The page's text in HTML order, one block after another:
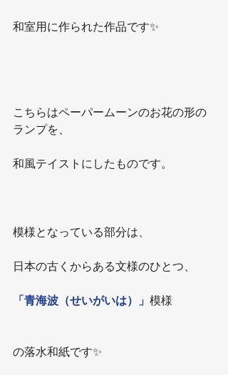
和室用に作られた作品です✨
こちらはペーパームーンのお花の形の
ランプを、
和風テイストにしたものです。
模様となっている部分は、
日本の古くからある文様のひとつ、
「青海波（せいがいは）」 模様
の落水和紙です✨